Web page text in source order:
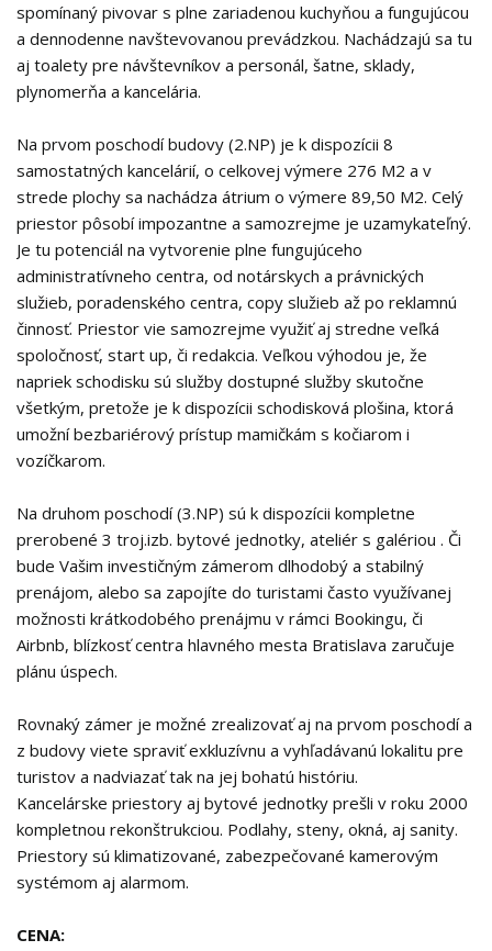
spomínaný pivovar s plne zariadenou kuchyňou a fungujúcou
a dennodenne navštevovanou prevádzkou. Nachádzajú sa tu
aj toalety pre návštevníkov a personál, šatne, sklady,
plynomerňa a kancelária.
Na prvom poschodí budovy (2.NP) je k dispozícii 8
samostatných kancelárií, o celkovej výmere 276 M2 a v
strede plochy sa nachádza átrium o výmere 89,50 M2. Celý
priestor pôsobí impozantne a samozrejme je uzamykateľný.
Je tu potenciál na vytvorenie plne fungujúceho
administratívneho centra, od notárskych a právnických
služieb, poradenského centra, copy služieb až po reklamnú
činnosť. Priestor vie samozrejme využiť aj stredne veľká
spoločnosť, start up, či redakcia. Veľkou výhodou je, že
napriek schodisku sú služby dostupné služby skutočne
všetkým, pretože je k dispozícii schodisková plošina, ktorá
umožní bezbariérový prístup mamičkám s kočiarom i
vozíčkarom.
Na druhom poschodí (3.NP) sú k dispozícii kompletne
prerobené 3 troj.izb. bytové jednotky, ateliér s galériou . Či
bude Vašim investičným zámerom dlhodobý a stabilný
prenájom, alebo sa zapojíte do turistami často využívanej
možnosti krátkodobého prenájmu v rámci Bookingu, či
Airbnb, blízkosť centra hlavného mesta Bratislava zaručuje
plánu úspech.
Rovnaký zámer je možné zrealizovať aj na prvom poschodí a
z budovy viete spraviť exkluzívnu a vyhľadávanú lokalitu pre
turistov a nadviazať tak na jej bohatú históriu.
Kancelárske priestory aj bytové jednotky prešli v roku 2000
kompletnou rekonštrukciou. Podlahy, steny, okná, aj sanity.
Priestory sú klimatizované, zabezpečované kamerovým
systémom aj alarmom.
CENA: